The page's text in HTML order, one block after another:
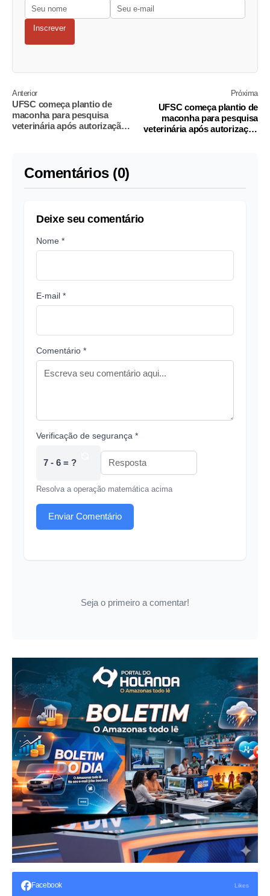
Inscrever
Anterior
UFSC começa plantio de
maconha para pesquisa
veterinária após autorização
Próxima
UFSC começa plantio de
maconha para pesquisa
veterinária após autorização
Comentários (0)
Deixe seu comentário
Nome *
E-mail *
Comentário *
Verificação de segurança *
7 - 6 = ?
Resolva a operação matemática acima
Enviar Comentário
Seja o primeiro a comentar!
Facebook Likes